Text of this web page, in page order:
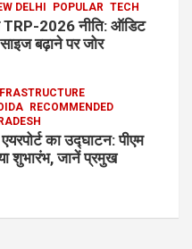
DELHI POPULAR TECH
TRP-2026 नीति: ऑडिट
बढ़ाने पर जोर
RECOMMENDED
का उद्घाटन: पीएम
शुभारंभ, जानें प्रमुख